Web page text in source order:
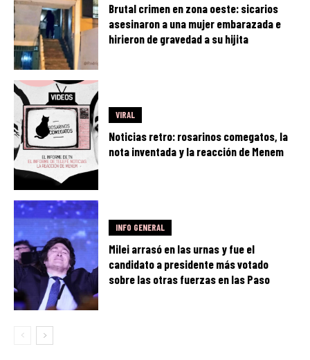
Brutal crimen en zona oeste: sicarios
asesinaron a una mujer embarazada e
hirieron de gravedad a su hijita
VIRAL
Noticias retro: rosarinos comegatos, la
nota inventada y la reacción de Menem
INFO GENERAL
Milei arrasó en las urnas y fue el
candidato a presidente más votado
sobre las otras fuerzas en las Paso